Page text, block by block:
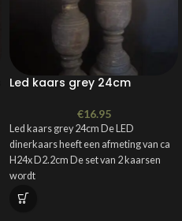
Led kaars grey 24cm
€16.95
Led kaars grey 24cm De LED
dinerkaars heeft een afmeting van ca
H24x D2.2cm De set van 2 kaarsen
wordt